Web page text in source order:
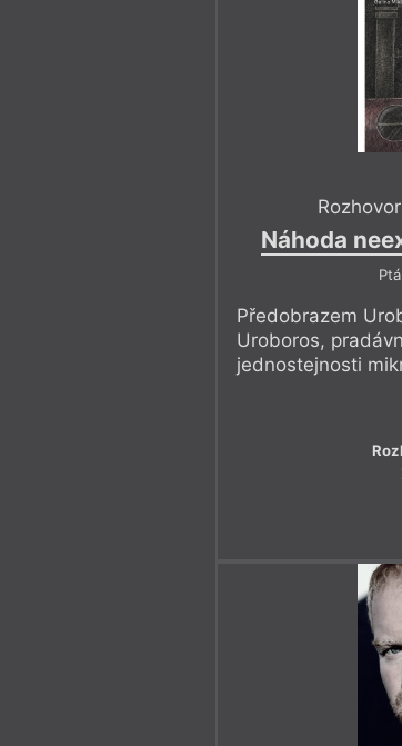
Náhoda
Předobrazem
Uroboros,
jednostejnosti